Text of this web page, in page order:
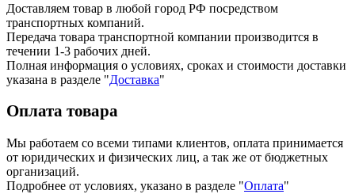
Доставляем товар в любой город РФ посредством
транспортных компаний.
Передача товара транспортной компании производится в
течении 1-3 рабочих дней.
Полная информация о условиях, сроках и стоимости доставки
указана в разделе "Доставка"
Оплата товара
Мы работаем со всеми типами клиентов, оплата принимается
от юридических и физических лиц, а так же от бюджетных
организаций.
Подробнее от условиях, указано в разделе "Оплата"